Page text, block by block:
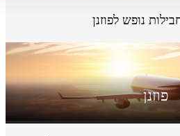
נופש לפוזנן
פוזנן